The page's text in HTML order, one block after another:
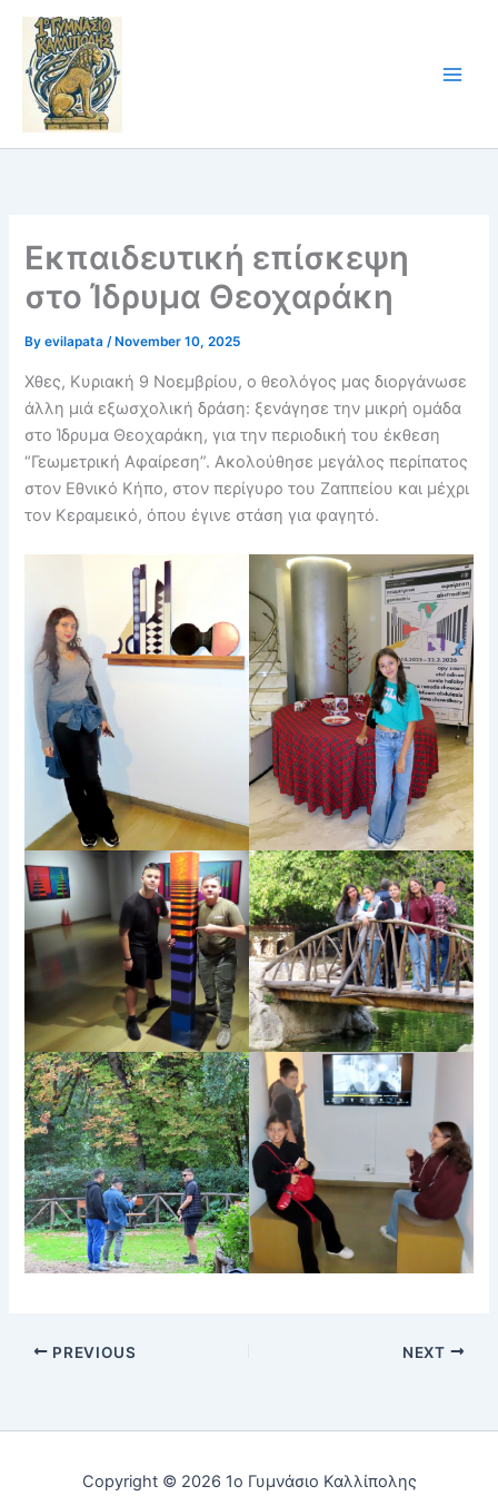
Skip
content
Εκπαιδευτική επίσκεψη
στο Ίδρυμα Θεοχαράκη
Byevilapata/ November 10, 2025
Χθες, Κυριακή 9 Νοεμβρίου, ο θεολόγος μας διοργάνωσε
άλλη μιά εξωσχολική δράση: ξενάγησε την μικρή ομάδα
στο Ίδρυμα Θεοχαράκη, για την περιοδική του έκθεση
“Γεωμετρική Αφαίρεση”. Ακολούθησε μεγάλος περίπατος
στον Εθνικό Κήπο, στον περίγυρο του Ζαππείου και μέχρι
τον Κεραμεικό, όπου έγινε στάση για φαγητό.
PREVIOUS NEXT
Copyright © 2026 1ο Γυμνάσιο Καλλίπολης